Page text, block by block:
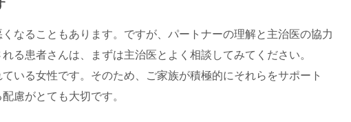
なることもあります。ですが、パートナーの理解と主治医の協力
る患者さんは、まずは主治医とよく相談してみてください。
いる女性です。そのため、ご家族が積極的にそれらをサポート
慮がとても大切です。